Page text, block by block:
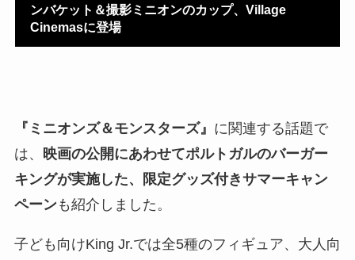
ンバケット＆撮影ミニオンのカップ、Village
Cinemasに登場
『ミニオンズ＆モンスターズ』 に関連する話題で
は、
映画の公開にあわせてポルトガルのバーガー
キングが実施した、限定グッズ付きサマーキャン
ペーンも紹介しました。
子ども向けKing Jr.では全5種のフィギュア、大人向